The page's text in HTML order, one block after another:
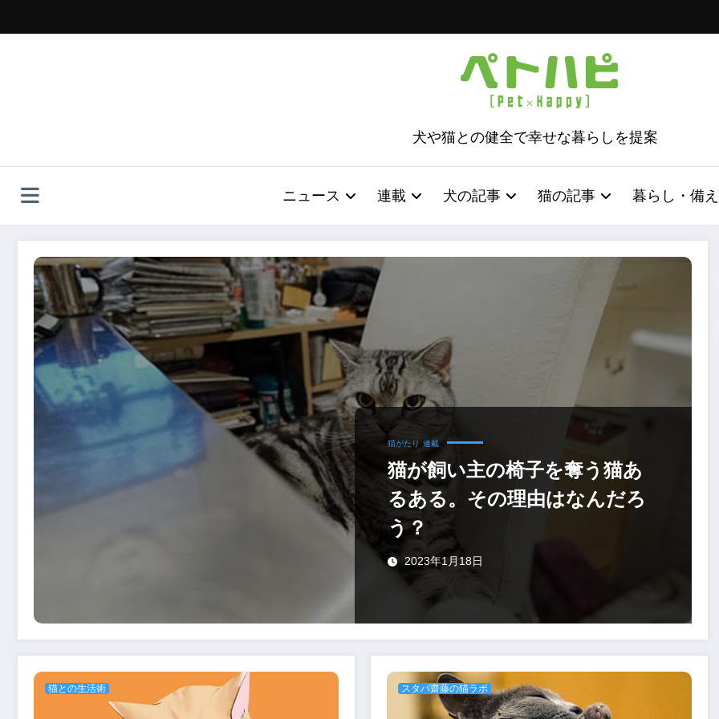
ッ
犬や猫との健全で幸せな暮らしを提案
ニュース 連載 犬の記事 猫の記事 暮らし・備え
猫がたり 連載
猫が飼い主の椅子を奪う猫あ
るある。その理由はなんだろ
う？
2023年1月18日
猫との生活術 スタパ齋藤の猫ラボ